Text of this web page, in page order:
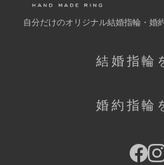
自分だけのオリジナル結婚指輪・婚
結婚指輪
婚約指輪